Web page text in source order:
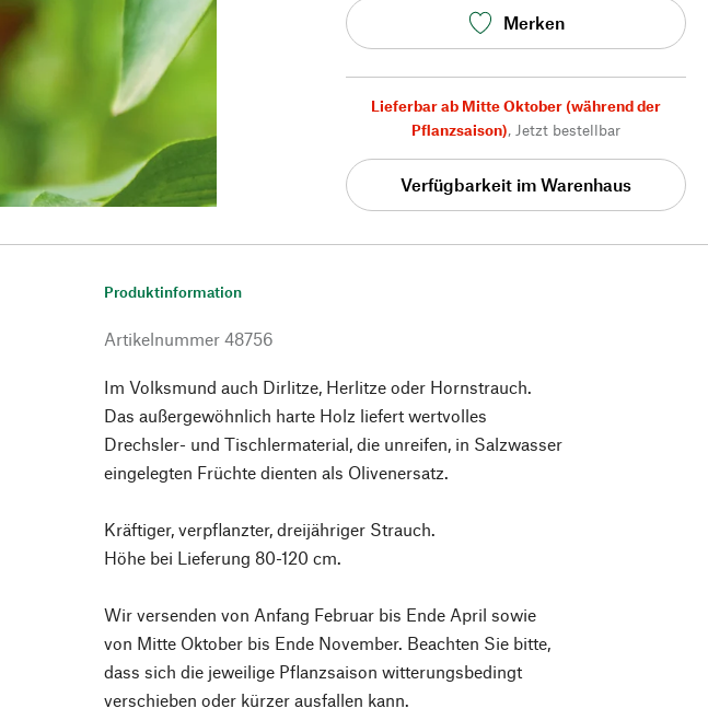
Merken
Lieferbar ab Mitte Oktober (während der
Pflanzsaison), Jetzt bestellbar
Verfügbarkeit im Warenhaus
Produktinformation
Artikelnummer 48756
Im Volksmund auch Dirlitze, Herlitze oder Hornstrauch.
Das außergewöhnlich harte Holz liefert wertvolles
Drechsler- und Tischlermaterial, die unreifen, in Salzwasser
eingelegten Früchte dienten als Olivenersatz.
Kräftiger, verpflanzter, dreijähriger Strauch.
Höhe bei Lieferung 80-120 cm.
Wir versenden von Anfang Februar bis Ende April sowie
von Mitte Oktober bis Ende November. Beachten Sie bitte,
dass sich die jeweilige Pflanzsaison witterungsbedingt
verschieben oder kürzer ausfallen kann.